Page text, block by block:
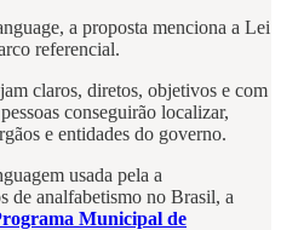
a proposta menciona a Lei
referencial.
claros, diretos, objetivos e com
conseguirão localizar,
e entidades do governo.
usada pela a
de analfabetismo no Brasil, a
Municipal de